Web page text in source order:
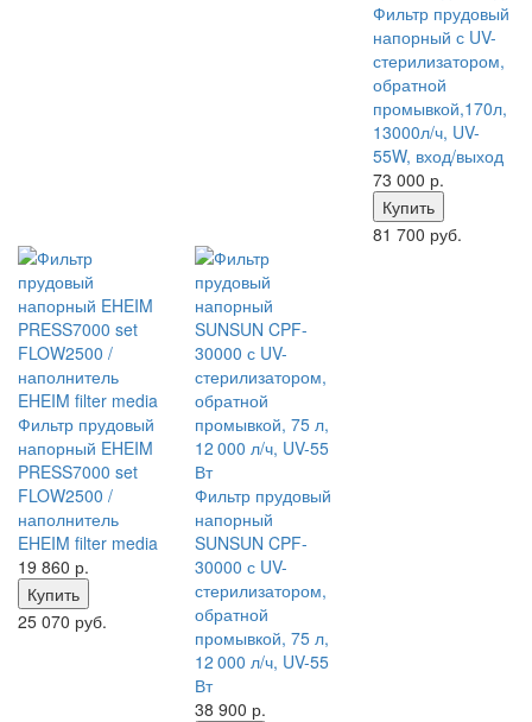
Фильтр прудовый
напорный с UV-
стерилизатором,
обратной
промывкой,170л,
13000л/ч, UV-
55W, вход/выход
73 000 р.
Купить
81 700 руб.
Фильтр прудовый
напорный EHEIM
PRESS7000 set
FLOW2500 /
наполнитель
EHEIM filter media
19 860 р.
Купить
25 070 руб.
Фильтр прудовый
напорный
SUNSUN CPF-
30000 с UV-
стерилизатором,
обратной
промывкой, 75 л,
12 000 л/ч, UV-55
Вт
38 900 р.